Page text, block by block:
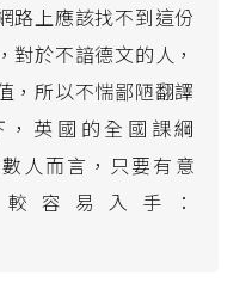
路上應該找不到這份
對於不諳德文的人，
，所以不惴鄙陋翻譯
英國的全國課綱
人而言，只要有意
容易入手：